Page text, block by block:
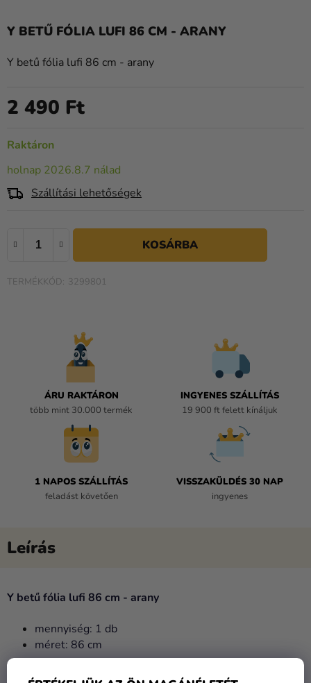
Ajándékok
Ünnepek
kellékek
Témák
Személyre
termékek
Kiárusítás
Rólunk
Y BETŰ FÓLIA LUFI 86 CM - ARANY
Y betű fólia lufi 86 cm - arany
Raktáron
holnap 2026.8.7 nálad
Szállítási lehetőségek
2 490 FtEgységár:
3299801
ÁRU RAKTÁRON
több mint 30.000 termék
INGYENES SZÁLLÍTÁS
19 900 ft felett kínáljuk
1 NAPOS SZÁLLÍTÁS
feladást követően
VISSZAKÜLDÉS 30 NAP
ingyenes
Y betű fólia lufi 86 cm - arany
mennyiség: 1 db
méret: 86 cm